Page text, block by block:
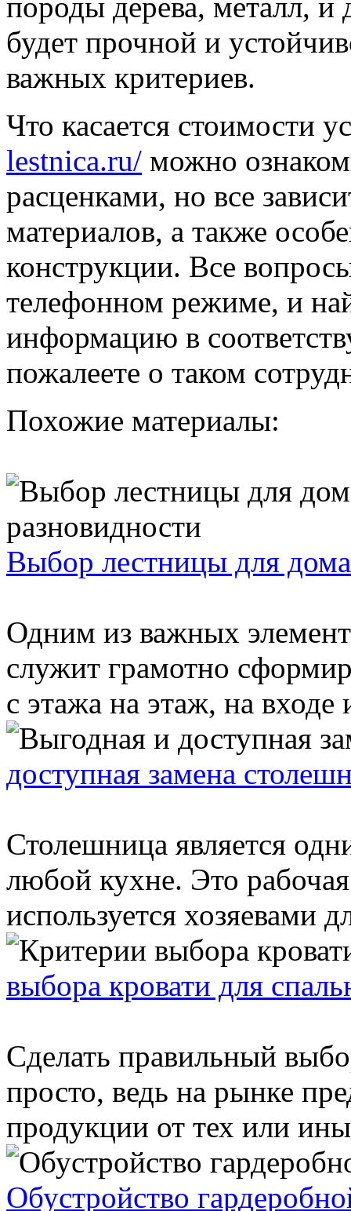
будет прочной и
важных критериев.
Что касается стоимости
lestnica.ru/ можно
расценками, но все
материалов, а также
конструкции. Все
телефонном режиме, и
информацию в
пожалеете о таком
Похожие материалы:
Выбор лестницы для
Одним из важных
служит грамотно
с этажа на этаж, на входе
доступная замена
Столешница является
любой кухне. Это
используется хозяевами
выбора кровати для
Сделать правильный
просто, ведь на рынке
продукции от тех или
Обустройство